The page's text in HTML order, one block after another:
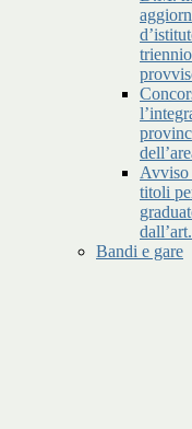
Avviso
titoli
Bandi e gare